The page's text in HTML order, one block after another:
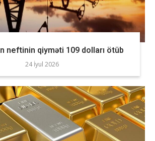
neftinin qiyməti 109 dolları ötüb
24 İyul 2026